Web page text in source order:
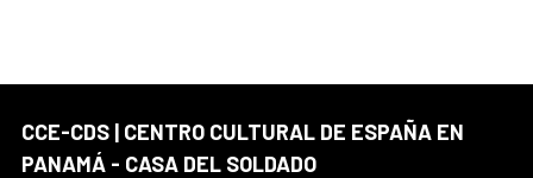
CCE-CDS | CENTRO CULTURAL DE ESPAÑA EN
PANAMÁ - CASA DEL SOLDADO